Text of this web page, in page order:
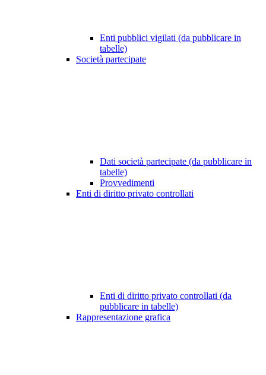
Enti pubblici vigilati (da pubblicare in
tabelle)
Società partecipate
Dati società partecipate (da pubblicare in
tabelle)
Provvedimenti
Enti di diritto privato controllati
Enti di diritto privato controllati (da
pubblicare in tabelle)
Rappresentazione grafica